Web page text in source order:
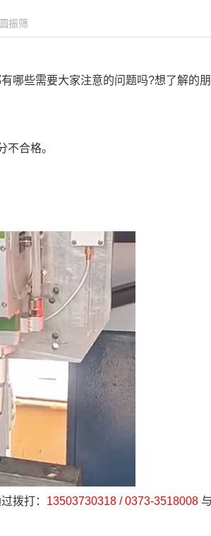
圆振筛
哪些需要大家注意的问题吗?想了解的
合格。
拨打： 13503730318 / 0373-3518008